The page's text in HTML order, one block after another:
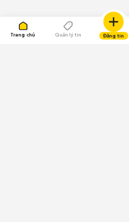
Trang chủ Quản lý tin Đăng tin